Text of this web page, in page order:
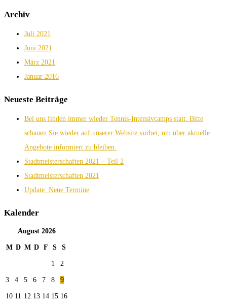
Archiv
Juli 2021
Juni 2021
März 2021
Januar 2016
Neueste Beiträge
Bei uns finden immer wieder Tennis-Intensivcamps statt. Bitte
schauen Sie wieder auf unserer Website vorbei, um über aktuelle
Angebote informiert zu bleiben.
Stadtmeisterschaften 2021 – Teil 2
Stadtmeisterschaften 2021
Update: Neue Termine
Kalender
August 2026
M D M D F S S
1 2
3 4 5 6 7 8 9
10 11 12 13 14 15 16